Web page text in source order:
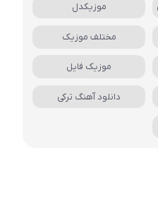
موزیکدل
مختلف موزیک
موزیک فایل
دانلود آهنگ ترکی